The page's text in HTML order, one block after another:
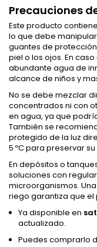
Precauciones
Este producto
lo que debe
guantes de
piel o los ojos. En
abundante agua de
alcance de niños y
No se debe mezclar
concentrados ni con
en agua, ya que
También se
protegido de la luz
5 ºC para preservar
En depósitos o
soluciones con
microorganismos.
riego garantiza que
Ya disponible en
actualizado.
Puedes comprarlo